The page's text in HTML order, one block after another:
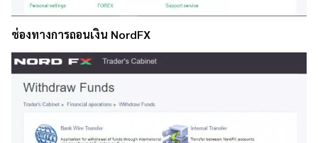
ช่องทางการถอนเงิน NordFX